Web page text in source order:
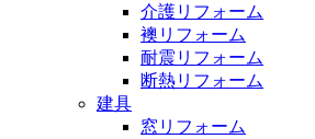
介護リフォーム
襖リフォーム
耐震リフォーム
断熱リフォーム
建具
窓リフォーム